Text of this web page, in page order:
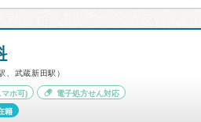
、武蔵新田駅）
ホ可) 電子処方せん対応
籍